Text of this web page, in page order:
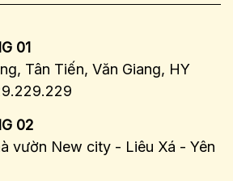
01
Tân Tiến, Văn Giang, HY
02
vườn New city - Liêu Xá - Yên